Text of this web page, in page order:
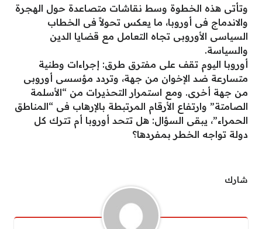
وتأتى هذه الخطوة وسط نقاشات متصاعدة حول الهجرة
والاندماج فى أوروبا، ما يعكس تحولاً فى الخطاب
السياسى الأوروبى تجاه التعامل مع قضايا الدين
والسياسة.
أوروبا اليوم تقف على مفترق طرق: إجراءات وطنية
متسارعة ضد الإخوان من جهة، وتردد مؤسسى أوروبى
من جهة أخرى. ومع استمرار التحذيرات من “الأسلمة
الصامتة” وارتفاع الأرقام المرتبطة بالإرهاب فى “المناطق
الحمراء”، يبقى السؤال: هل تتحد أوروبا أم تترك كل
دولة تواجه الخطر بمفردها؟
شارك